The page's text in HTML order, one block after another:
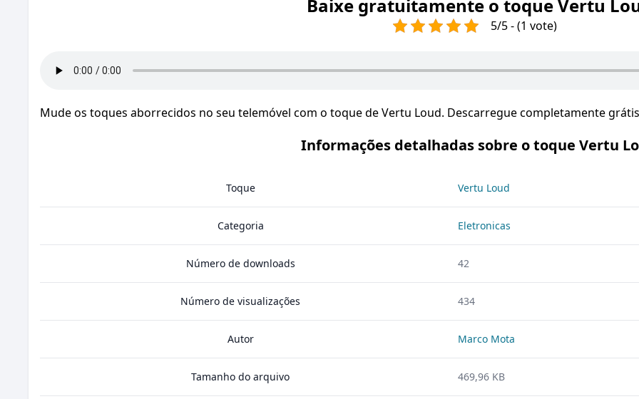
Baixe gratuitamente o toque Vertu
5/5 - (1 vote)
Mude os toques aborrecidos no seu telemóvel com o toque de Vertu Loud. Descarregue completamente
Informações detalhadas sobre o toque Vertu
Toque Vertu Loud
Categoria Eletronicas
Número de downloads 42
Número de visualizações 434
Autor Marco Mota
Tamanho do arquivo 469,96 KB